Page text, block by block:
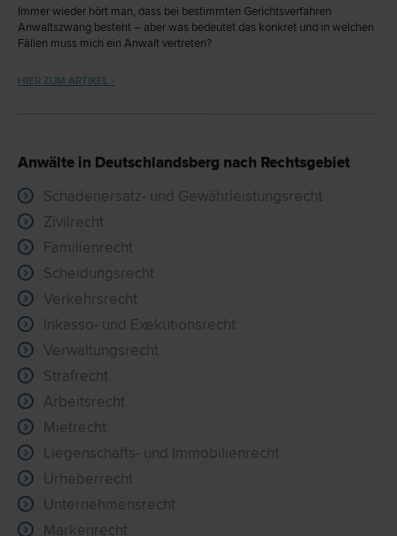
Immer wieder hört man, dass bei bestimmten Gerichtsverfahren
Anwaltszwang besteht – aber was bedeutet das konkret und in welchen
Fällen muss mich ein Anwalt vertreten?
HIER ZUM ARTIKEL ›
Anwälte in Deutschlandsberg nach Rechtsgebiet
Schadenersatz- und Gewährleistungsrecht
Zivilrecht
Familienrecht
Scheidungsrecht
Verkehrsrecht
Inkasso- und Exekutionsrecht
Verwaltungsrecht
Strafrecht
Arbeitsrecht
Mietrecht
Liegenschafts- und Immobilienrecht
Urheberrecht
Unternehmensrecht
Markenrecht